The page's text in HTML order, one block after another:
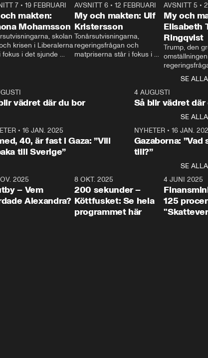
24:30
7• 19 FEBRUARI
makten:
Mohamsson
skolan
krisen i Liberalerna
fokus i det sjunde
My
ställer
och
till svars.
27:30
AVSNITT 6 •12 FEBRUARI
My och makten: Ulf
Kristersson
Tonårsutvisningarna,
regeringsfrågan och
matpriserna står i fokus i
Rohwedder ställer
statsminister Ulf Kristersson
AVSNITT 5 •
My och
Elisabeth
Ringqvist
Trump, den
centrum i
avsnittet av
Makten”. Se
Aftonbladets
Rohwedder
Thand Ring
SE ALLA
vädret där du bor
4 AUGUSTI
Så blir vädret där
SE ALLA
• 16 JAN. 2025
40, är fast i Gaza: ”Vill
till Sverige”
NYHETER• 16 JAN.
Gazaborna:
till?”
SE ALLA
31:05
2025
– Vem
Alexandra?
4:29
8 OKT. 2025
200 sekunder –
Köttfusket: Se hela
programmet här
4 JUNI 2025
125